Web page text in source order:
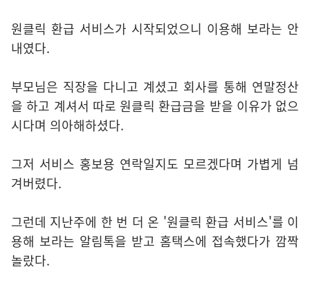
원클릭 환급 서비스가 시작되었으니 이용해 보라는 안
내였다.
부모님은 직장을 다니고 계셨고 회사를 통해 연말정산
을 하고 계셔서 따로 원클릭 환급금을 받을 이유가 없으
시다며 의아해하셨다.
그저 서비스 홍보용 연락일지도 모르겠다며 가볍게 넘
겨버렸다.
그런데 지난주에 한 번 더 온 '원클릭 환급 서비스'를 이
용해 보라는 알림톡을 받고 홈택스에 접속했다가 깜짝
놀랐다.